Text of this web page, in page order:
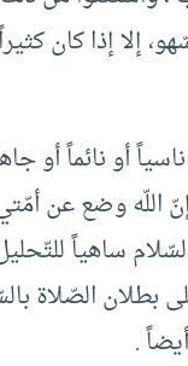
إلا إذا كان
أو نائماً أو
اللّه وضع عن
ساهياً
بطلان الصّلاة
.